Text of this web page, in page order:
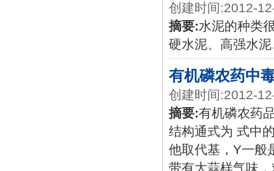
创建时间:2012-
摘要:水泥的种类
硬水泥、高强水
有机磷农药中
创建时间:2012-
摘要:有机磷农药
结构通式为 式中
他取代基，Y一般
带有大蒜样气味